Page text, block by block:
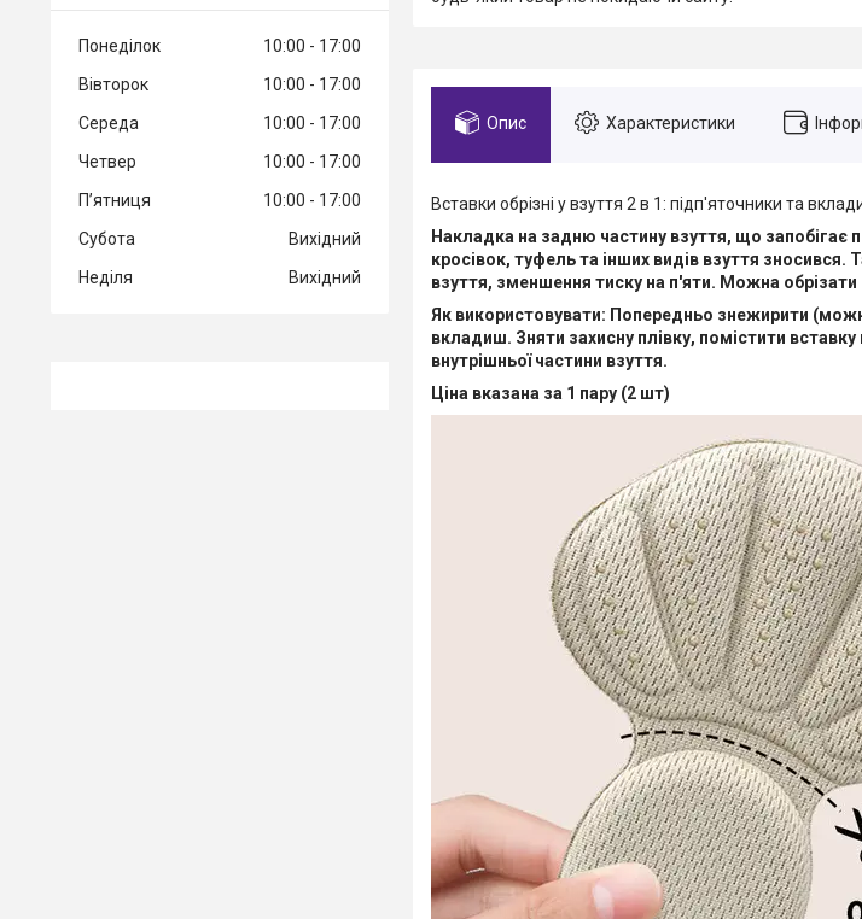
Опис Характеристики
Вставки обрізні у взуття 2 в 1: підп'яточники та
Накладка на задню частину взуття, що запобігає
кросівок, туфель та інших видів взуття
взуття, зменшення тиску на п'яти. Можна обрізати
Як використовувати: Попередньо знежирити
вкладиш. Зняти захисну плівку, помістити
внутрішньої частини взуття.
Ціна вказана за 1 пару (2 шт)
Понеділок 10:00
17:00
Вівторок
10:00
17:00
Середа
10:00
17:00
Четвер
10:00
17:00
Пʼятниця
10:00
17:00
Субота
Вихідний
Неділя
Вихідний